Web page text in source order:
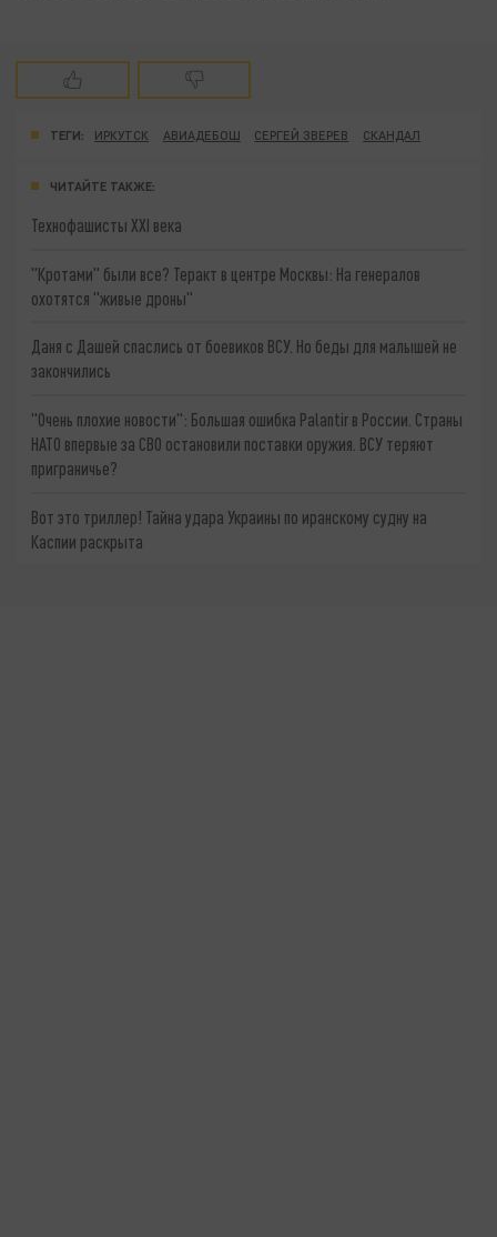
ТЕГИ: ИРКУТСК АВИАДЕБОШ СЕРГЕЙ ЗВЕРЕВ СКАНДАЛ
ЧИТАЙТЕ ТАКЖЕ:
Технофашисты XXI века
"Кротами" были все? Теракт в центре Москвы: На генералов
охотятся "живые дроны"
Даня с Дашей спаслись от боевиков ВСУ. Но беды для малышей не
закончились
"Очень плохие новости": Большая ошибка Palantir в России. Страны
НАТО впервые за СВО остановили поставки оружия. ВСУ теряют
приграничье?
Вот это триллер! Тайна удара Украины по иранскому судну на
Каспии раскрыта